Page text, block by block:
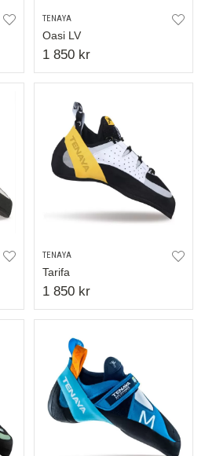
TENAYA
Oasi LV
1 850 kr
TENAYA
Tarifa
1 850 kr